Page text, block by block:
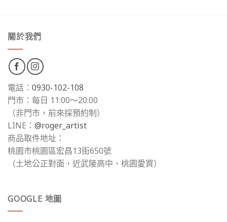
關於我們
電話： 0930-102-108
門市：每日 11:00～20:00
（非門市，前來採預約制）
LINE： @roger_artist
商品取件地址：
桃園市桃園區宏昌13街650號
（土地公正對面，近武陵高中、桃園愛買）
GOOGLE 地圖